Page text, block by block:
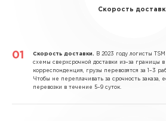
Скорость
Скорость доставки.
В 2023 году логисты
схемы сверхсрочной доставки из–за границы в
корреспонденция, грузы перевозятся за 1–3
Чтобы не переплачивать за срочность заказа,
перевозки в течение 5–9 суток.